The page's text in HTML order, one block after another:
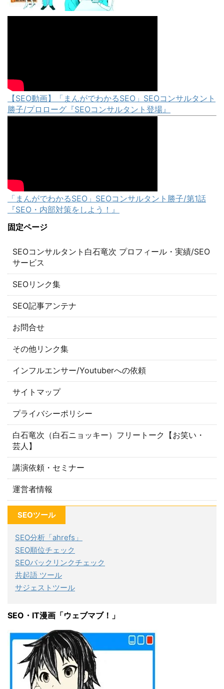
【SEO動画】「まんがでわかるSEO」SEOコンサルタント
勝子/プロローグ『SEOコンサルタント登場』
「まんがでわかるSEO」SEOコンサルタント勝子/第1話
『SEO・内部対策をしよう！』
固定ページ
SEOコンサルタント白石竜次 プロフィール・実績/SEO
サービス
SEOリンク集
SEO記事アンテナ
お問合せ
その他リンク集
インフルエンサー/Youtuberへの依頼
サイトマップ
プライバシーポリシー
白石竜次（白石ニョッキー）フリートーク【お笑い・
芸人】
講演依頼・セミナー
運営者情報
SEOツール
SEO分析「ahrefs」
SEO順位チェック
SEOバックリンクチェック
共起語 ツール
サジェストツール
SEO・IT漫画「ウェブマブ！」